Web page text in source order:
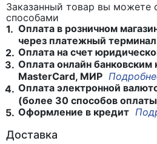
Заказанный товар вы можете
способами
1. Оплата в розничном
через платежный терминал
2. Оплата на счет
3. Оплата онлайн банковским
MasterCard, МИР
4. Оплата электронной
(более 30 способов
5. Оформление в кредит
Доставка